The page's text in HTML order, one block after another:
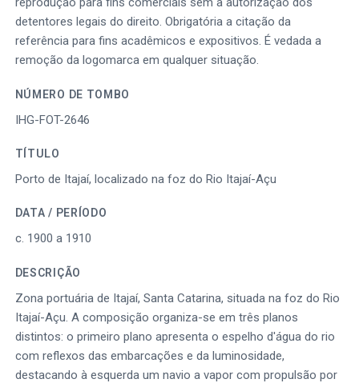
detentores legais do direito. Obrigatória a citação da
referência para fins acadêmicos e expositivos. É vedada a
remoção da logomarca em qualquer situação.
NÚMERO DE TOMBO
IHG-FOT-2646
TÍTULO
Porto de Itajaí, localizado na foz do Rio Itajaí-Açu
DATA / PERÍODO
c. 1900 a 1910
DESCRIÇÃO
Zona portuária de Itajaí, Santa Catarina, situada na foz do Rio
Itajaí-Açu. A composição organiza-se em três planos
distintos: o primeiro plano apresenta o espelho d'água do rio
com reflexos das embarcações e da luminosidade,
destacando à esquerda um navio a vapor com propulsão por